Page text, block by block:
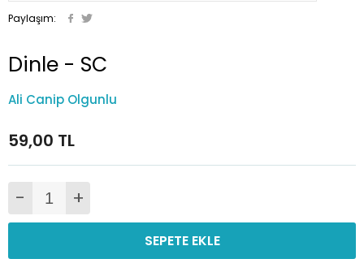
Paylaşım:
Dinle - SC
Ali Canip Olgunlu
59,00 TL
- +
SEPETE EKLE